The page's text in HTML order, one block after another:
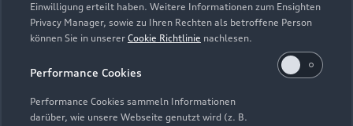
Einwilligung erteilt haben. Weitere Informationen zum Ensighten
Privacy Manager, sowie zu Ihren Rechten als betroffene Person
können Sie in unserer Cookie Richtlinie nachlesen.
Performance Cookies
Performance Cookies sammeln Informationen
darüber, wie unsere Webseite genutzt wird (z. B.